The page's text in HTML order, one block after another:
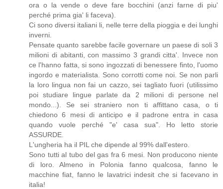
ora o la vende o deve fare bocchini (anzi farne di piu'
perché prima gia' li faceva).
Ci sono diversi italiani li, nelle terre della pioggia e dei lunghi
inverni.
Pensate quanto sarebbe facile governare un paese di soli 3
milioni di abitanti, con massimo 3 grandi citta'. Invece non
ce l'hanno fatta, si sono ingozzati di benessere finto, l'uomo
ingordo e materialista. Sono corrotti come noi. Se non parli
la loro lingua non fai un cazzo, sei tagliato fuori (utilissimo
poi studiare lingue parlate da 2 milioni di persone nel
mondo...). Se sei straniero non ti affittano casa, o ti
chiedono 6 mesi di anticipo e il padrone entra in casa
quando vuole perché "e' casa sua". Ho letto storie
ASSURDE.
L'ungheria ha il PIL che dipende al 99% dall'estero.
Sono tutti al tubo del gas fra 6 mesi. Non producono niente
di loro. Almeno in Polonia fanno qualcosa, fanno le
macchine fiat, fanno le lavatrici indesit che si facevano in
italia!